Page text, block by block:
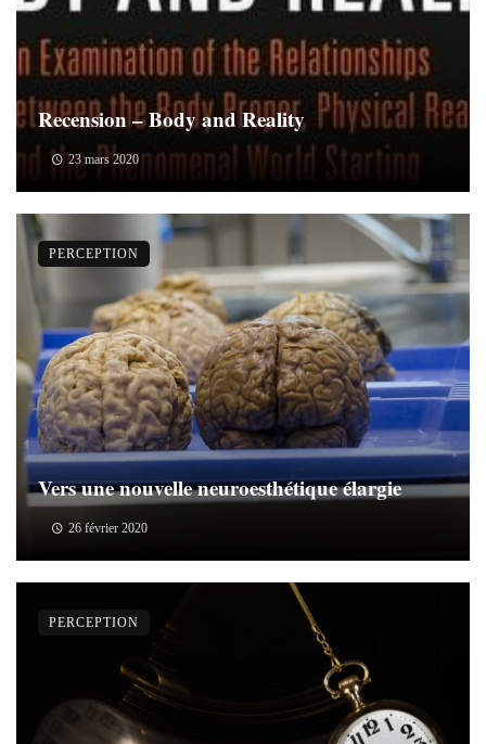
Recension – Body and Reality
23 mars 2020
Vers une nouvelle neuroesthétique élargie
26 février 2020
PERCEPTION
PERCEPTION